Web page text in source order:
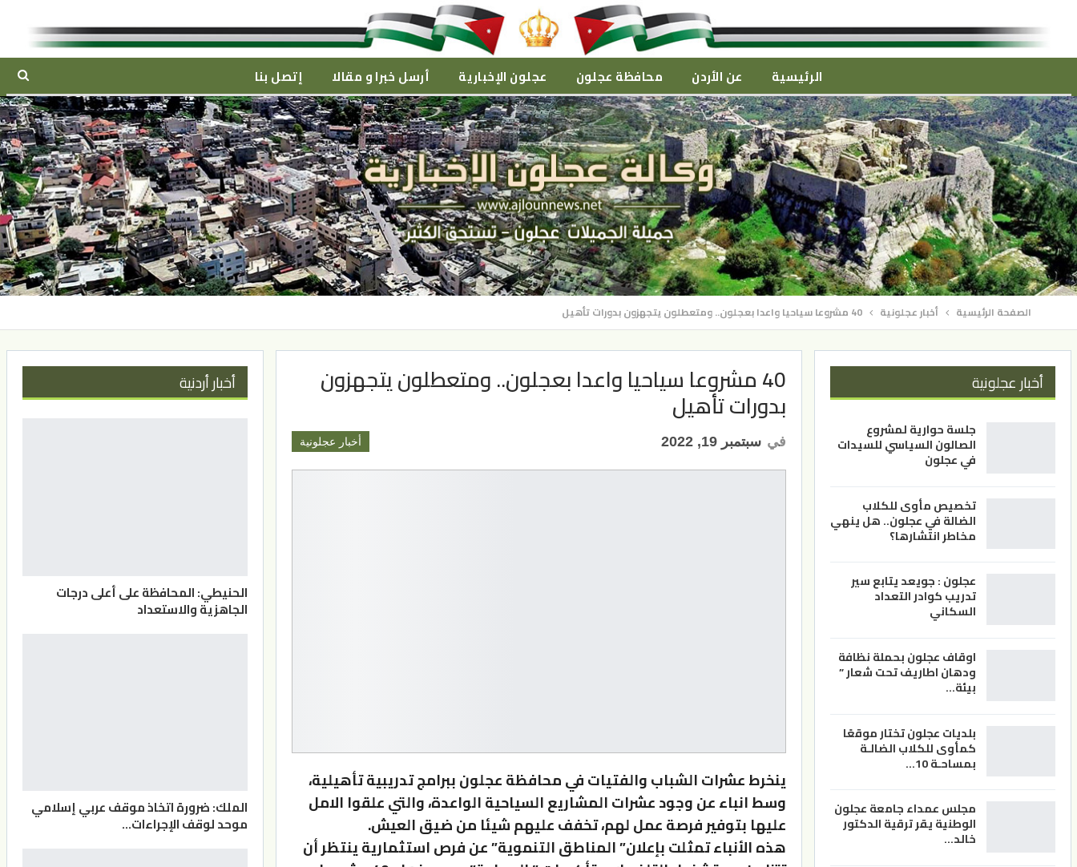
الرئيسية عن الأردن محافظة عجلون عجلون الإخبارية أرسل خبرا و مقالا إتصل بنا
الصفحة الرئيسية أخبار عجلونية 40 مشروعا سياحيا واعدا بعجلون.. ومتعطلون يتجهزون بدورات تأهيل
40 مشروعا سياحيا واعدا بعجلون.. ومتعطلون يتجهزون
بدورات تأهيل
أخبار عجلونية في سبتمبر 19, 2022
ينخرط عشرات الشباب والفتيات في محافظة عجلون ببرامج تدريبية تأهيلية،
وسط انباء عن وجود عشرات المشاريع السياحية الواعدة، والتي علقوا الامل
عليها بتوفير فرصة عمل لهم، تخفف عليهم شيئا من ضيق العيش.
هذه الأنباء تمثلت بإعلان” المناطق التنموية” عن فرص استثمارية ينتظر أن
أخبار عجلونية
جلسة حوارية لمشروع
الصالون السياسي للسيدات
في عجلون
تخصيص مأوى للكلاب
الضالة في عجلون.. هل ينهي
مخاطر انتشارها؟
عجلون : جويعد يتابع سير
تدريب كوادر التعداد
السكاني
اوقاف عجلون بحملة نظافة
ودهان اطاريف تحت شعار ”
بيئة…
بلديات عجلون تختار موقعًا
كمأوى للكلاب الضالـة
بمساحـة 10…
مجلس عمداء جامعة عجلون
الوطنية يقر ترقية الدكتور
خالد…
أخبار أردنية
الحنيطي: المحافظة على أعلى درجات
الجاهزية والاستعداد
الملك: ضرورة اتخاذ موقف عربي إسلامي
موحد لوقف الإجراءات…